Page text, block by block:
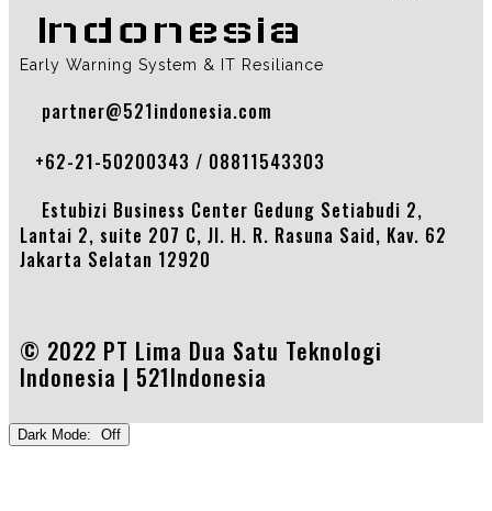
Indonesia
Early Warning System & IT Resiliance
partner@521indonesia.com
+62-21-50200343 / 08811543303
Estubizi Business Center Gedung Setiabudi 2,
Lantai 2, suite 207 C, Jl. H. R. Rasuna Said, Kav. 62
Jakarta Selatan 12920
© 2022 PT Lima Dua Satu Teknologi
Indonesia | 521Indonesia
Dark Mode: